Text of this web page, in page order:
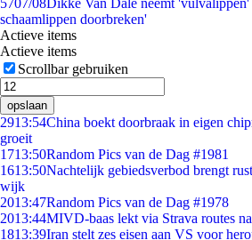
5707/08Dikke Van Dale neemt 'vulvalippen'
schaamlippen doorbreken'
Actieve items
Actieve items
Scrollbar gebruiken
opslaan
2913:54China boekt doorbraak in eigen
groeit
1713:50Random Pics van de Dag #1981
1613:50Nachtelijk gebiedsverbod brengt
wijk
2013:47Random Pics van de Dag #1978
2013:44MIVD-baas lekt via Strava routes
1813:39Iran stelt zes eisen aan VS voor